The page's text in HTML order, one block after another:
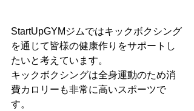
StartUpGYMジムではキックボクシング
を通じて皆様の健康作りをサポートし
たいと考えています。
キックボクシングは全身運動のため消
費カロリーも非常に高いスポーツで
す。